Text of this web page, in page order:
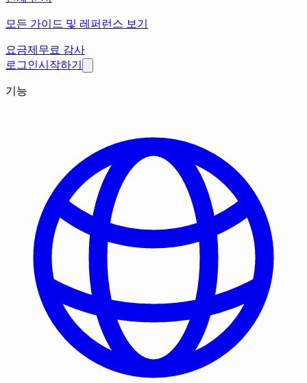
모든 가이드 및 레퍼런스 보기
요금제무료 감사
로그인시작하기
기능